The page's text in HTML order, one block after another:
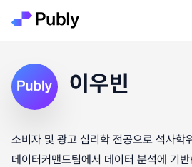
이우빈
소비자 및 광고 심리학 전공으로 석사학
데이터커맨드팀에서 데이터 분석에 기